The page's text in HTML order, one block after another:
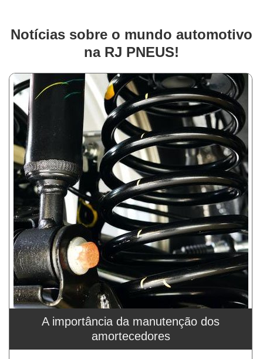
Notícias sobre o mundo automotivo
na RJ PNEUS!
A importância da manutenção dos
amortecedores